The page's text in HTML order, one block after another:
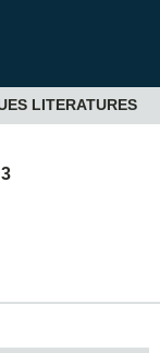
LITERATURES